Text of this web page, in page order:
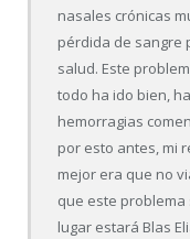
nasales crónicas
pérdida de sangre
salud. Este
todo ha ido bien,
hemorragias
por esto antes, mi
mejor era que no
que este problema
lugar estará Blas